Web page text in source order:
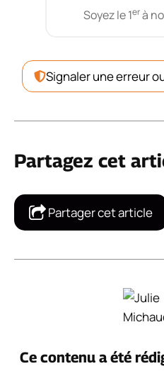
Soyez le 1erà
Signaler une erreur
Partagez cet
Partager cet article
Ce contenu a été